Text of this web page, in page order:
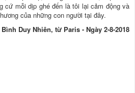
cứ mỗi dịp ghé đến là tôi lại cảm động và
của những con người tại đây.
Duy Nhiên, từ Paris - Ngày 2-8-2018